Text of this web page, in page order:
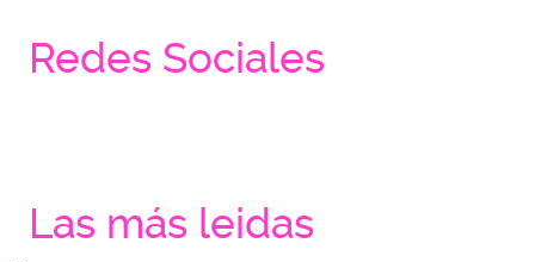
Redes Sociales
Las más leidas